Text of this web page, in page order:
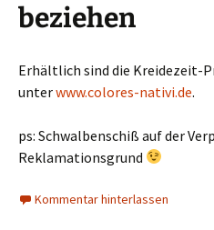
beziehen
Erhältlich sind die Kreidezeit-
unterwww.colores-nativi.de.
ps: Schwalbenschiß auf der
Reklamationsgrund
Kommentar hinterlassen